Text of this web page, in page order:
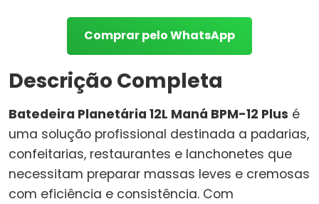
Comprar pelo WhatsApp
Descrição Completa
Batedeira Planetária 12L Maná BPM-12 Plus é
uma solução profissional destinada a padarias,
confeitarias, restaurantes e lanchonetes que
necessitam preparar massas leves e cremosas
com eficiência e consistência. Com